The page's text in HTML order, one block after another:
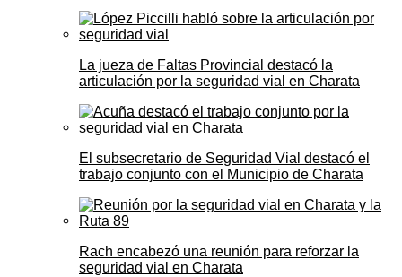
La jueza de Faltas Provincial destacó la
articulación por la seguridad vial en Charata
El subsecretario de Seguridad Vial destacó el
trabajo conjunto con el Municipio de Charata
Rach encabezó una reunión para reforzar la
seguridad vial en Charata